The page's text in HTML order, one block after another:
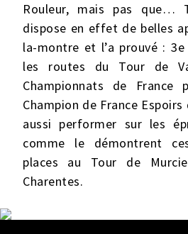
Rouleur, mais pas que…
dispose en effet de belles
la-montre et l’a prouvé :
les routes du Tour de
Championnats de France
Champion de France
aussi performer sur les
comme le démontrent
places au Tour de
Charentes.